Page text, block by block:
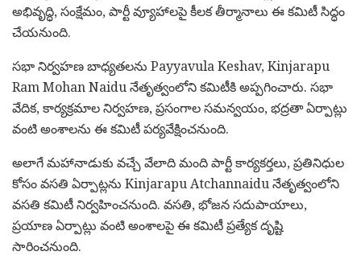
అభివృద్ధి, సంక్షేమం, పార్టీ వ్యూహాలపై కీలక తీర్మానాలు ఈ కమిటీ సిద్ధం
చేయనుంది.
సభా నిర్వహణ బాధ్యతలను Payyavula Keshav,Kinjarapu
Ram Mohan Naiduనేతృత్వంలోని కమిటీకి అప్పగించారు. సభా
వేదిక, కార్యక్రమాల నిర్వహణ, ప్రసంగాల సమన్వయం, భద్రతా ఏర్పాట్లు
వంటి అంశాలను ఈ కమిటీ పర్యవేక్షించనుంది.
అలాగే మహానాడుకు వచ్చే వేలాది మంది పార్టీ కార్యకర్తలు, ప్రతినిధుల
కోసం వసతి ఏర్పాట్లను Kinjarapu Atchannaiduనేతృత్వంలోని
వసతి కమిటీ నిర్వహించనుంది. వసతి, భోజన సదుపాయాలు,
ప్రయాణ ఏర్పాట్లు వంటి అంశాలపై ఈ కమిటీ ప్రత్యేక దృష్టి
సారించనుంది.